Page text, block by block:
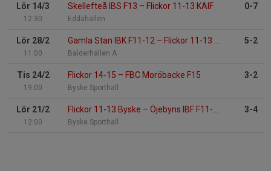
Lör 14/3
12:30
Skellefteå IBS F13 – Flickor 11-13 KAIF
Eddahallen
0-7
Lör 28/2
11:00
Gamla Stan IBK F11-12 – Flickor 11-13 Byske
Balderhallen A
5-2
Tis 24/2
19:00
Flickor 14-15 – FBC Moröbacke F15
Byske Sporthall
3-2
Lör 21/2
12:00
Flickor 11-13 Byske – Öjebyns IBF F11-12
Byske Sporthall
3-4